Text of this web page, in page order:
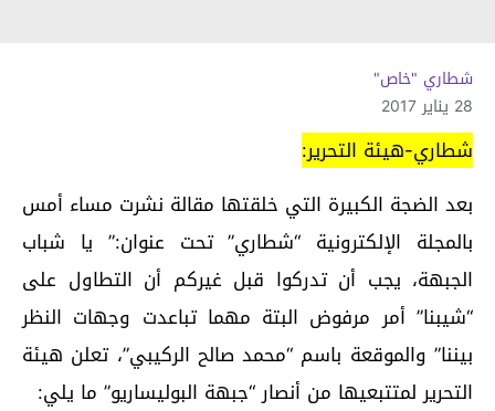
شطاري "خاص"
28 يناير 2017
شطاري-هيئة التحرير:
بعد الضجة الكبيرة التي خلقتها مقالة نشرت مساء أمس
بالمجلة الإلكترونية “شطاري” تحت عنوان:” يا شباب
الجبهة، يجب أن تدركوا قبل غيركم أن التطاول على
“شيبنا” أمر مرفوض البتة مهما تباعدت وجهات النظر
بيننا” والموقعة باسم “محمد صالح الركيبي”، تعلن هيئة
التحرير لمتتبعيها من أنصار “جبهة البوليساريو” ما يلي: